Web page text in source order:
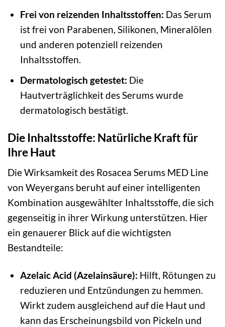
Frei von reizenden Inhaltsstoffen: Das Serum
ist frei von Parabenen, Silikonen, Mineralölen
und anderen potenziell reizenden
Inhaltsstoffen.
Dermatologisch getestet: Die
Hautverträglichkeit des Serums wurde
dermatologisch bestätigt.
Die Inhaltsstoffe: Natürliche Kraft für
Ihre Haut
Die Wirksamkeit des Rosacea Serums MED Line
von Weyergans beruht auf einer intelligenten
Kombination ausgewählter Inhaltsstoffe, die sich
gegenseitig in ihrer Wirkung unterstützen. Hier
ein genauerer Blick auf die wichtigsten
Bestandteile:
Azelaic Acid (Azelainsäure): Hilft, Rötungen zu
reduzieren und Entzündungen zu hemmen.
Wirkt zudem ausgleichend auf die Haut und
kann das Erscheinungsbild von Pickeln und